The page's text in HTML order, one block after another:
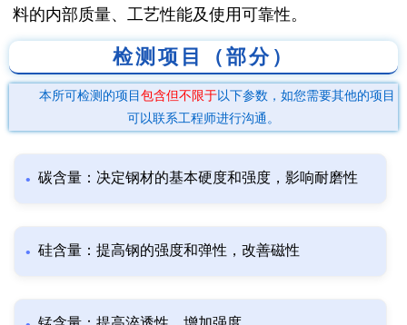
料的内部质量、工艺性能及使用可靠性。
检测项目（部分）
本所可检测的项目 包含但不限于以下参数，如您需要其他的项目
可以联系工程师进行沟通。
碳含量：决定钢材的基本硬度和强度，影响耐磨性
硅含量：提高钢的强度和弹性，改善磁性